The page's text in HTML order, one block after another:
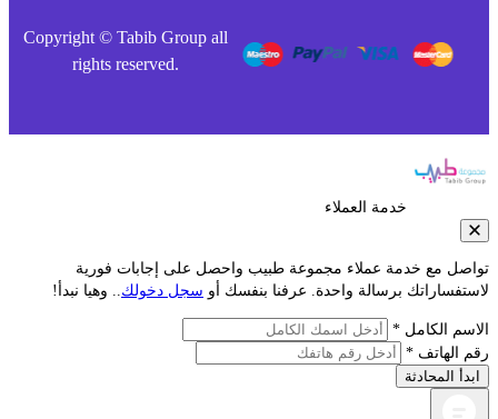
Copyright © Tabib Group all
rights reserved.
خدمة العملاء
مع خدمة عملاء مجموعة طبيب واحصل على إجابات فورية
برسالة واحدة. عرفنا بنفسك أوسجل دخولك.. وهيا نبدأ!
الكامل *
الهاتف *
المحادثة